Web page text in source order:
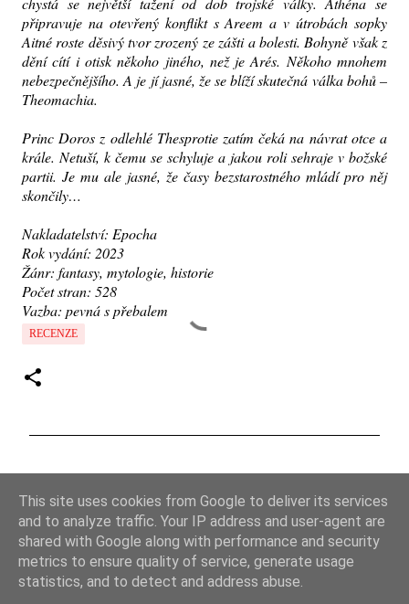
připravuje na otevřený konflikt s Areem a v útrobách sopky
Aitné roste děsivý tvor zrozený ze zášti a bolesti. Bohyně však z
dění cítí i otisk někoho jiného, než je Arés. Někoho mnohem
nebezpečnějšího. A je jí jasné, že se blíží skutečná válka bohů –
Theomachia.
Princ Doros z odlehlé Thesprotie zatím čeká na návrat otce a
krále. Netuší, k čemu se schyluje a jakou roli sehraje v božské
partii. Je mu ale jasné, že časy bezstarostného mládí pro něj
skončily…
Nakladatelství: Epocha
Rok vydání: 2023
Žánr: fantasy, mytologie, historie
Počet stran: 528
Vazba: pevná s přebalem
RECENZE
o
m
e
n
t
This site uses cookies from Google to deliver its services
and to analyze traffic. Your IP address and user-agent are
shared with Google along with performance and security
metrics to ensure quality of service, generate usage
statistics, and to detect and address abuse.